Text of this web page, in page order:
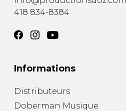
418 834-8384
Informations
Distributeurs
Doberman Musique